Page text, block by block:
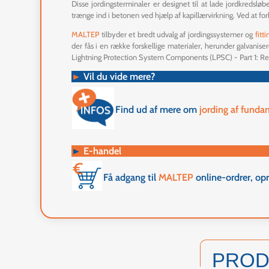
Disse jordingsterminaler er designet til at lade
trænge ind i betonen ved hjælp af kapillærvirkning. Ved at
MALTEP tilbyder et bredt udvalg af jordingssystemer og
der fås i en række forskellige materialer, herunder
Lightning Protection System Components (LPSC) - Part 1:
► Vil du vide mere?
Find ud af mere om jording af
► E-handel
Få adgang tilMALTEP online-ordrer,